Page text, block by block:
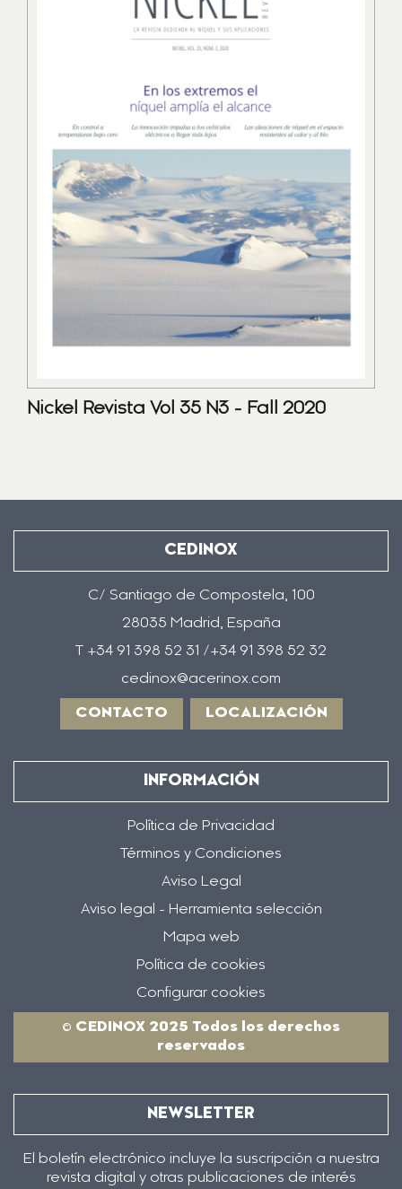
Nickel Revista Vol 35 N3 - Fall 2020
CEDINOX
C/ Santiago de Compostela, 100
28035 Madrid, España
T +34 91 398 52 31 /+34 91 398 52 32
cedinox@acerinox.com
CONTACTO LOCALIZACIÓN
INFORMACIÓN
Política de Privacidad
Términos y Condiciones
Aviso Legal
Aviso legal - Herramienta selección
Mapa web
Política de cookies
Configurar cookies
© CEDINOX 2025 Todos los derechos
reservados
NEWSLETTER
El boletín electrónico incluye la suscripción a nuestra
revista digital y otras publicaciones de interés